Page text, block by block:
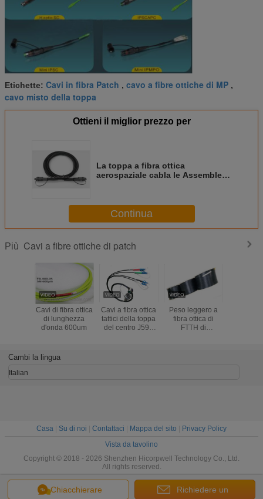
Etichette: Cavi in fibra Patch , cavo a fibre ottiche di MP ,
cavo misto della toppa
Ottieni il miglior prezzo per
La toppa a fibra ottica
aerospaziale cabla le Assemblee
Continua
Più Cavi a fibre ottiche di patch
Cavi di fibra ottica
di lunghezza
d'onda 600um
Cavi a fibra ottica
tattici della toppa
del centro J599
Peso leggero a
fibra ottica di
FTTH di
Chiacchierare Richiedere un
Cambi la lingua
Italian
Casa Su di noi Contattaci Mappa del sito
Privacy Policy
Vista da tavolino
Copyright © 2018 - 2026 Shenzhen Hicorpwell Technology Co., Ltd.
All rights reserved.